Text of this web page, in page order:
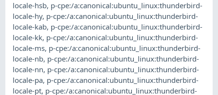
locale-hsb, p-cpe:/a:canonical:ubuntu_linux:thunderbird-
locale-hy, p-cpe:/a:canonical:ubuntu_linux:thunderbird-
locale-kab, p-cpe:/a:canonical:ubuntu_linux:thunderbird-
locale-kk, p-cpe:/a:canonical:ubuntu_linux:thunderbird-
locale-ms, p-cpe:/a:canonical:ubuntu_linux:thunderbird-
locale-nb, p-cpe:/a:canonical:ubuntu_linux:thunderbird-
locale-nn, p-cpe:/a:canonical:ubuntu_linux:thunderbird-
locale-pa, p-cpe:/a:canonical:ubuntu_linux:thunderbird-
locale-pt, p-cpe:/a:canonical:ubuntu_linux:thunderbird-